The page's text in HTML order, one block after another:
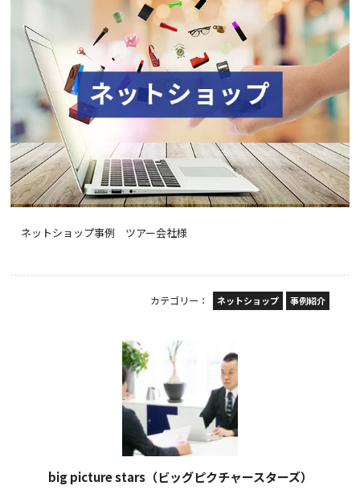
ネットショップ事例 ツアー会社様
カテゴリー： ネットショップ 事例紹介
big picture stars（ビッグピクチャースターズ）